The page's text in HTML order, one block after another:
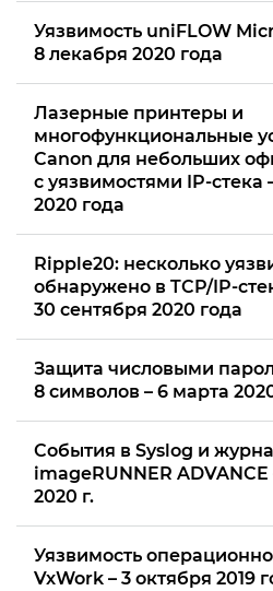
Уязвимость uniFLOW
8 лекабря 2020 года
Лазерные принтеры и
многофункциональные
Canon для небольших
с уязвимостями IP-стека
2020 года
Ripple20: несколько
обнаружено в TCP/IP-
30 сентября 2020 года
Защита числовыми
8 символов – 6 марта
События в Syslog и
imageRUNNER
2020 г.
Уязвимость
VxWork – 3 октября 2019